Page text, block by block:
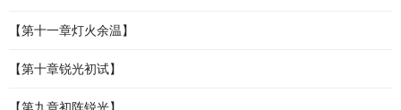
【第十一章灯火余温】
【第十章锐光初试】